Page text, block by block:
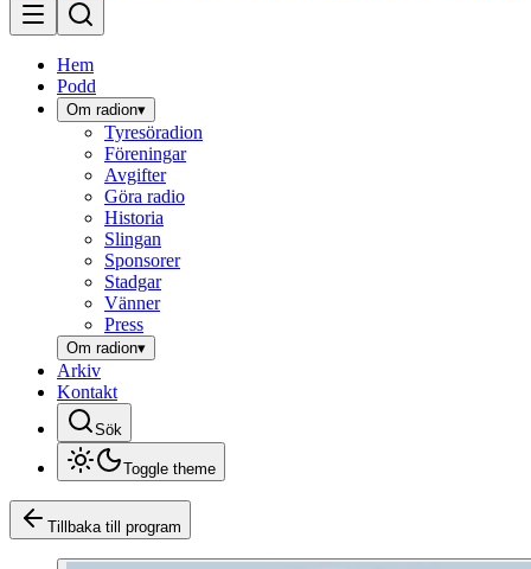
Hem
Podd
Om radion▾
Tyresöradion
Föreningar
Avgifter
Göra radio
Historia
Slingan
Sponsorer
Stadgar
Vänner
Press
Om radion▾
Arkiv
Kontakt
Sök
Toggle theme
Tillbaka till program